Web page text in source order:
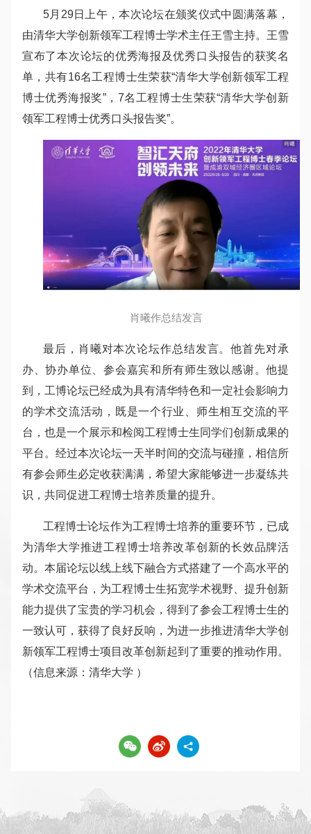
5月29日上午，本次论坛在颁奖仪式中圆满落幕，
由清华大学创新领军工程博士学术主任王雪主持。王雪
宣布了本次论坛的优秀海报及优秀口头报告的获奖名
单，共有16名工程博士生荣获“清华大学创新领军工程
博士优秀海报奖”，7名工程博士生荣获“清华大学创新
领军工程博士优秀口头报告奖”。
肖曦作总结发言
最后，肖曦对本次论坛作总结发言。他首先对承
办、协办单位、参会嘉宾和所有师生致以感谢。他提
到，工博论坛已经成为具有清华特色和一定社会影响力
的学术交流活动，既是一个行业、师生相互交流的平
台，也是一个展示和检阅工程博士生同学们创新成果的
平台。经过本次论坛一天半时间的交流与碰撞，相信所
有参会师生必定收获满满，希望大家能够进一步凝练共
识，共同促进工程博士培养质量的提升。
工程博士论坛作为工程博士培养的重要环节，已成
为清华大学推进工程博士培养改革创新的长效品牌活
动。本届论坛以线上线下融合方式搭建了一个高水平的
学术交流平台，为工程博士生拓宽学术视野、提升创新
能力提供了宝贵的学习机会，得到了参会工程博士生的
一致认可，获得了良好反响，为进一步推进清华大学创
新领军工程博士项目改革创新起到了重要的推动作用。
（信息来源：清华大学 ）